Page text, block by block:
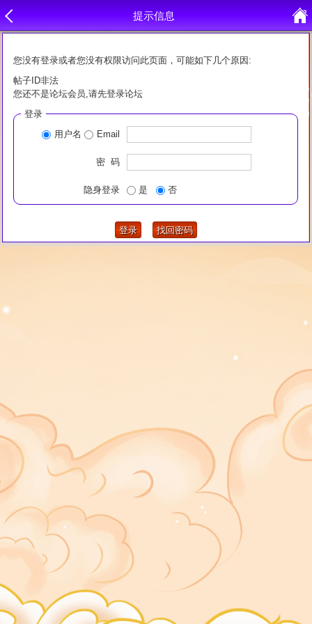
提示信息
您没有登录或者您没有权限访问此页面，可能如下几个原因:
帖子ID非法
您还不是论坛会员,请先登录论坛
登录
用户名
Email
密 码
隐身登录 是 否